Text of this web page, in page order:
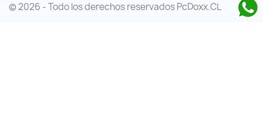
© 2026 - Todo los derechos reservados PcDoxx.CL